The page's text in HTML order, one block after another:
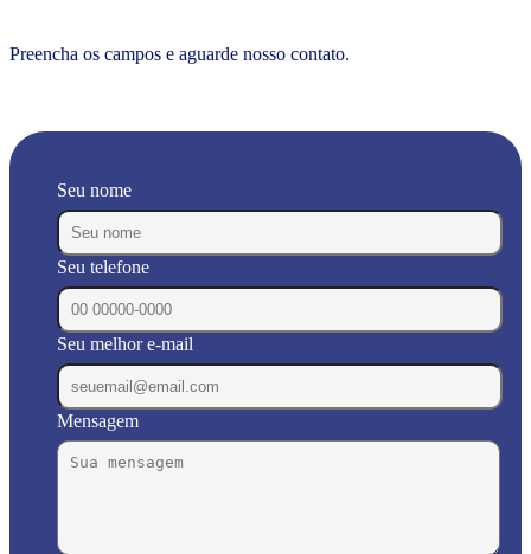
Preencha os campos e aguarde nosso contato.
Seu nome
Seu telefone
Seu melhor e-mail
Mensagem